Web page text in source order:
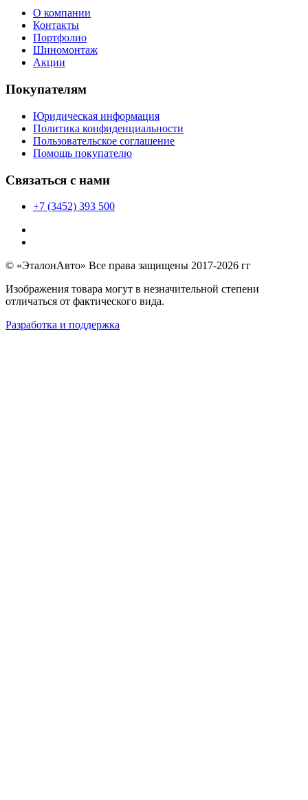
О компании
Контакты
Портфолио
Шиномонтаж
Акции
Покупателям
Юридическая информация
Политика конфиденциальности
Пользовательское соглашение
Помощь покупателю
Связаться с нами
+7 (3452) 393 500
© «ЭталонАвто» Все права защищены 2017-2026 гг
Изображения товара могут в незначительной степени
отличаться от фактического вида.
Разработка и поддержка